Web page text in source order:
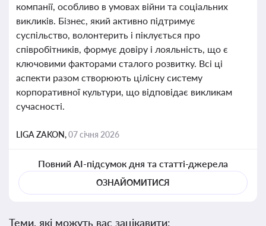
компанії, особливо в умовах війни та соціальних
викликів. Бізнес, який активно підтримує
суспільство, волонтерить і піклується про
співробітників, формує довіру і лояльність, що є
ключовими факторами сталого розвитку. Всі ці
аспекти разом створюють цілісну систему
корпоративної культури, що відповідає викликам
сучасності.
LIGA ZAKON,07 січня 2026
Повний AI-підсумок дня та статті-джерела
ОЗНАЙОМИТИСЯ
Теми, які можуть вас зацікавити: